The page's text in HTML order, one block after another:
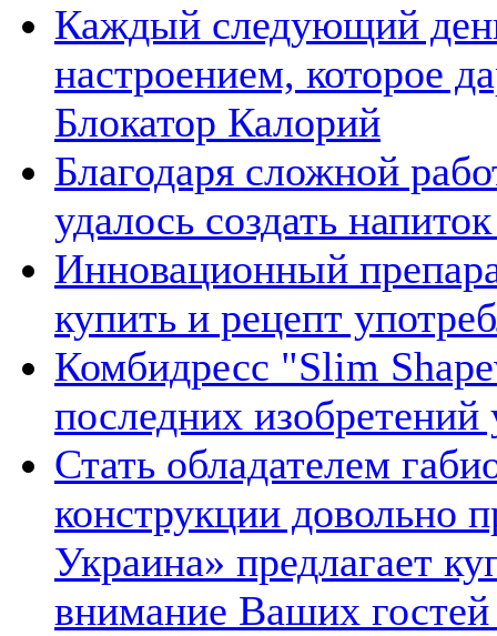
Каждый следующий
настроением, которое
Блокатор Калорий
Благодаря сложной
удалось создать
Инновационный
купить и рецепт
Комбидресс "Slim
последних
Стать обладателем
конструкции довольно
Украина» предлагает
внимание Ваших